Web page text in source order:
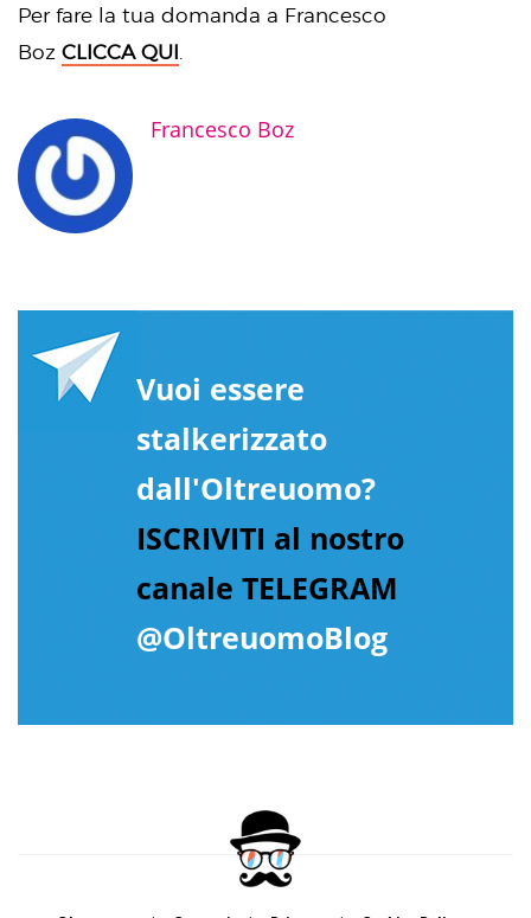
Per fare la tua domanda a Francesco
Boz CLICCA QUI.
Francesco Boz
Vuoi essere
stalkerizzato
dall'Oltreuomo?
ISCRIVITI al nostro
canale TELEGRAM
@OltreuomoBlog